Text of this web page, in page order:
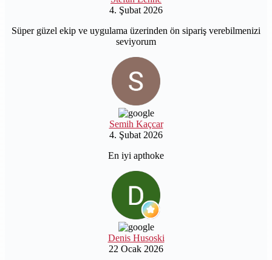
4. Şubat 2026
Süper güzel ekip ve uygulama üzerinden ön sipariş verebilmenizi
seviyorum
Semih Kaçcar
4. Şubat 2026
En iyi apthoke
Denis Husoski
22 Ocak 2026